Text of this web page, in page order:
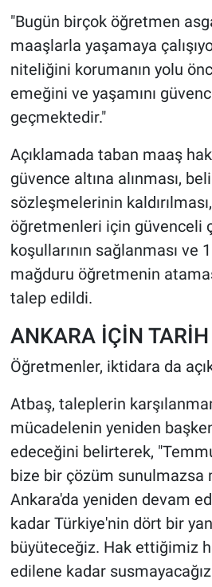
"Bugün birçok öğretmen
maaşlarla yaşamaya
niteliğini korumanın yolu
emeğini ve yaşamını
geçmektedir."
Açıklamada taban maaş
güvence altına alınması,
sözleşmelerinin
öğretmenleri için güvenceli
koşullarının sağlanması ve
mağduru öğretmenin
talep edildi.
ANKARA İÇİN TARİH
Öğretmenler, iktidara da
Atbaş, taleplerin
mücadelenin yeniden
edeceğini belirterek,
bize bir çözüm sunulmazsa
Ankara'da yeniden devam
kadar Türkiye'nin dört bir
büyüteceğiz. Hak ettiğimiz
edilene kadar